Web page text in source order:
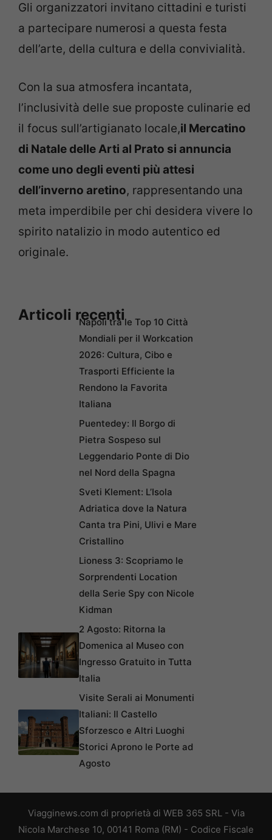
Gli organizzatori invitano cittadini e turisti
a partecipare numerosi a questa festa
dell’arte, della cultura e della convivialità.
Con la sua atmosfera incantata,
l’inclusività delle sue proposte culinarie ed
il focus sull’artigianato locale,il Mercatino
di Natale delle Arti al Prato si annuncia
come uno degli eventi più attesi
dell’inverno aretino, rappresentando una
meta imperdibile per chi desidera vivere lo
spirito natalizio in modo autentico ed
originale.
Articoli recentiNapoli tra le Top 10 Città
Mondiali per il Workcation
2026: Cultura, Cibo e
Trasporti Efficiente la
Rendono la Favorita
Italiana
Puentedey: Il Borgo di
Pietra Sospeso sul
Leggendario Ponte di Dio
nel Nord della Spagna
Sveti Klement: L’Isola
Adriatica dove la Natura
Canta tra Pini, Ulivi e Mare
Cristallino
Lioness 3: Scopriamo le
Sorprendenti Location
della Serie Spy con Nicole
Kidman
2 Agosto: Ritorna la
Domenica al Museo con
Ingresso Gratuito in Tutta
Italia
Visite Serali ai Monumenti
Italiani: Il Castello
Sforzesco e Altri Luoghi
Storici Aprono le Porte ad
Agosto
Viagginews.com di proprietà di WEB 365 SRL - Via
Nicola Marchese 10, 00141 Roma (RM) - Codice Fiscale